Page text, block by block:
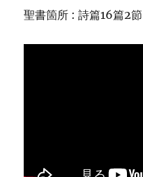
聖書箇所 : 詩篇16篇2節